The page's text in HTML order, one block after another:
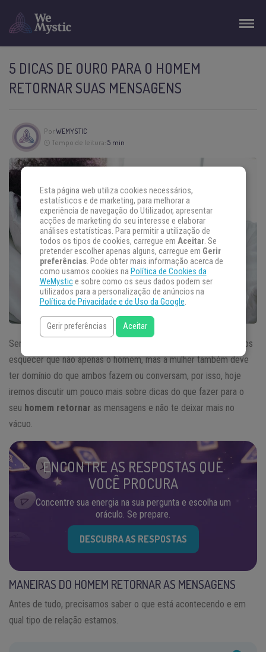
5 DICAS DE OURO PARA O HOMEM
RETORNAR SUAS MENSAGENS
PorWEMYSTIC
Tempo de leitura: 5 min
Sempre quando falamos de
, nunca podemos nos
esquecer que não apenas o homem, mas a mulher também deve
ter domínio do que ambos fazem ou conversam, por isso, hoje
iremos discutir um pouco mais sobre dicas do que fazer para o
seu homem retornar as mensagens e não te deixar mais no
vácuo.
ENCONTRE AS RESPOSTAS QUE
VOCÊ PROCURA
Concentre sua energia na sua pergunta e escolha um
oráculo. Se prepare.
DESCUBRA AS RESPOSTAS
MANEIRAS DO HOMEM RETORNAR AS MENSAGENS
Antes de tudo, precisamos saber o que está acontecendo e em
qual tipo de relação estamos.
Esta página web utiliza cookies necessários,
estatísticos e de marketing, para melhorar a
experiência de navegação do Utilizador, apresentar
acções de marketing do seu interesse e elaborar
análises estatísticas. Para permitir a utilização de
todos os tipos de cookies, carregue em Aceitar. Se
pretender escolher apenas alguns, carregue em Gerir
preferências. Pode obter mais informação acerca de
como usamos cookies na Política de Cookies da
WeMystice sobre como os seus dados podem ser
utilizados para a personalização de anúncios na
Política de Privacidade e de Uso da Google.
Gerir preferências Aceitar